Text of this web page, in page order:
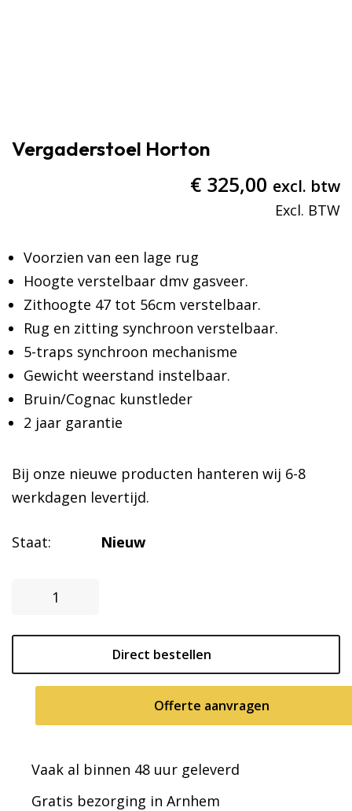
Vergaderstoel Horton
€ 325,00 excl. btw
Voorzien van een lage rug
Hoogte verstelbaar dmv gasveer.
Zithoogte 47 tot 56cm verstelbaar.
Rug en zitting synchroon verstelbaar.
5-traps synchroon mechanisme
Gewicht weerstand instelbaar.
Bruin/Cognac kunstleder
2 jaar garantie
Bij onze nieuwe producten hanteren wij 6-8
werkdagen levertijd.
Staat: Nieuw
Vergaderstoel
aantal
Direct bestellen
Offerte aanvragen
Vaak al binnen 48 uur geleverd
Gratis bezorging in Arnhem